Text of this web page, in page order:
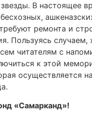
В настоящее
ремонта и
Пользуясь случаем,
читателям с
к этой
осуществляется
«Самарканд»!